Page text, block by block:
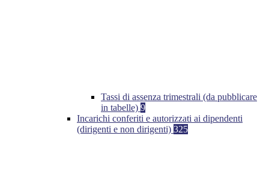
Tassi di assenza trimestrali (da pubblicare
in tabelle) 9
Incarichi conferiti e autorizzati ai dipendenti
(dirigenti e non dirigenti) 325